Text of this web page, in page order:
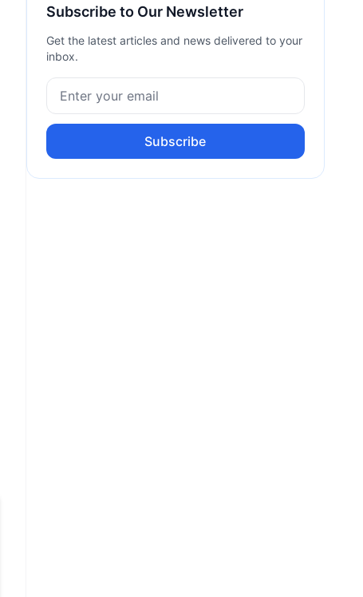
Subscribe to Our Newsletter
Get the latest articles and news delivered to your
inbox.
Subscribe